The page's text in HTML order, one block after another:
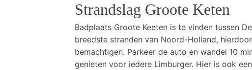
Strandslag Groote Keten
Badplaats Groote Keeten is te vinden tussen
breedste stranden van Noord-Holland,
bemachtigen. Parkeer de auto en wandel 10
genieten voor iedere Limburger. Hier is ook